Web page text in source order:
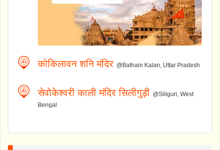
कोकिलावन शनि मंदिर @Bathain Kalan, Uttar Pradesh
सेवोकेश्वरी काली मंदिर सिलीगुड़ी @Siliguri, West
Bengal